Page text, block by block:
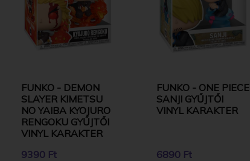
FUNKO - DEMON
SLAYER KIMETSU
NO YAIBA KYOJURO
RENGOKU GYŰJTŐI
VINYL KARAKTER
9390 Ft
FUNKO - ONE PIECE
SANJI GYŰJTŐI
VINYL KARAKTER
6890 Ft